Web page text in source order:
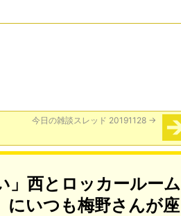
今日の雑談スレッド 20191128 →
」西とロッカールーム
にいつも梅野さんが座